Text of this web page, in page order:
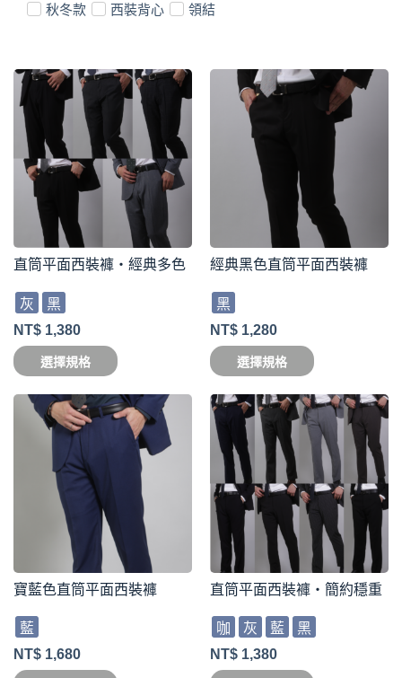
秋冬款
西裝背心 領結
直筒平面西裝褲・經典多色
灰
黑
NT$ 1,380
選擇規格
經典黑色直筒平面西裝褲
黑
NT$ 1,280
選擇規格
寶藍色直筒平面西裝褲
藍
NT$ 1,680
直筒平面西裝褲・簡約穩重
咖 灰 藍
黑
NT$ 1,380